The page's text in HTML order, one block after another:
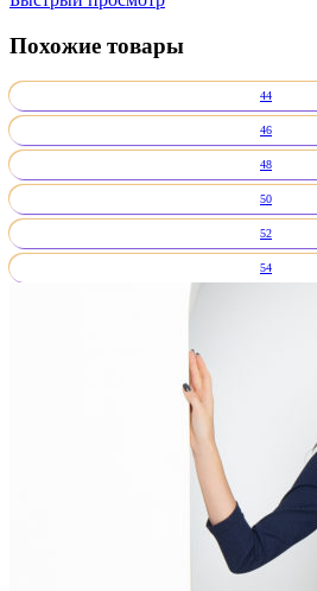
Похожие товары
44
46
48
50
52
54